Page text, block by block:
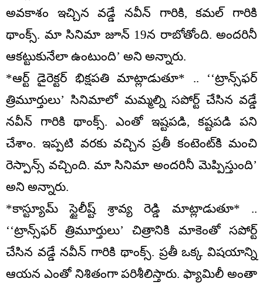
అవకాశం ఇచ్చిన వడ్డే నవీన్ గారికి, కమల్ గారికి
థాంక్స్. మా సినిమా జూన్ 19న రాబోతోంది. అందరినీ
ఆకట్టుకునేలా ఉంటుంది’ అని అన్నారు.
*ఆర్ట్ డైరెక్టర్ భిక్షపతి మాట్లాడుతూ* .. ‘‘ట్రాన్స్‌ఫర్
త్రిమూర్తులు’ సినిమాలో మమ్మల్ని సపోర్ట్ చేసిన వడ్డే
నవీన్ గారికి థాంక్స్. ఎంతో ఇష్టపడి, కష్టపడి పని
చేశాం. ఇప్పటి వరకు వచ్చిన ప్రతీ కంటెంట్‌కి మంచి
రెస్పాన్స్ వచ్చింది. మా సినిమా అందరినీ మెప్పిస్తుంది’
అని అన్నారు.
*కాస్ట్యూమ్ స్టైలీష్ట్ శ్రావ్య రెడ్డి మాట్లాడుతూ* ..
‘‘ట్రాన్స్‌ఫర్ త్రిమూర్తులు’ చిత్రానికి మాకెంతో సపోర్ట్
చేసిన వడ్డే నవీన్ గారికి థాంక్స్. ప్రతీ ఒక్క విషయాన్ని
ఆయన ఎంతో నిశితంగా పరిశీలిస్తారు. ఫ్యామిలీ అంతా